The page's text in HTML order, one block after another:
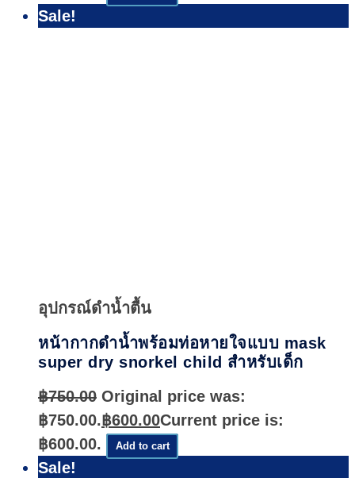
Sale!
อุปกรณ์ดำน้ำตื้น
หน้ากากดำน้ำพร้อมท่อหายใจแบบ mask
super dry snorkel child สำหรับเด็ก
฿750.00 Original price was:
฿750.00.฿600.00Current price is:
฿600.00.
Add to cart
Sale!